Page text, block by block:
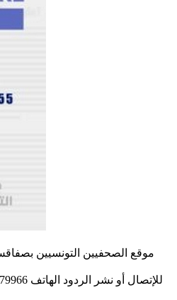
موقع الصحفيين التونسيين